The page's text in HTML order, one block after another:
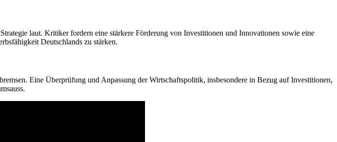
laut. Kritiker fordern eine stärkere Förderung von Investitionen und Innovationen sowie eine
Deutschlands zu stärken.
Eine Überprüfung und Anpassung der Wirtschaftspolitik, insbesondere in Bezug auf Investitionen,